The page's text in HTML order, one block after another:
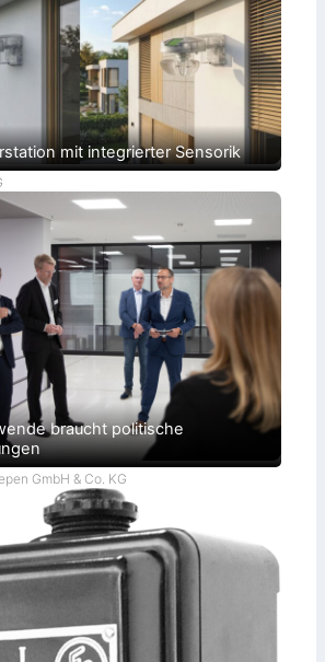
mit integrierter Sensorik
braucht politische
GmbH & Co. KG